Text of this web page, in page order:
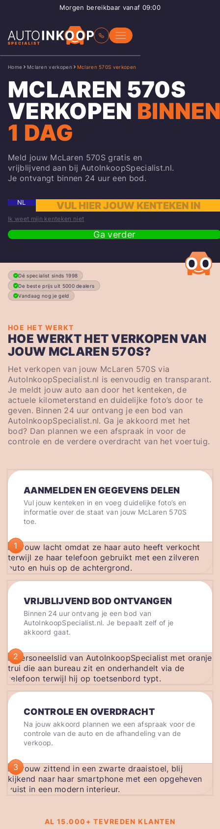
Morgen bereikbaar vanaf 09:00
Home Mclaren verkopen Mclaren 570S verkopen
MCLAREN 570S
VERKOPEN
1 DAG
Meld jouw McLaren 570S gratis en
vrijblijvend aan bij AutoInkoopSpecialist.nl.
Je ontvangt binnen 24 uur een bod.
NL
Ik weet mijn kenteken niet
Ga verder
Dé specialist sinds 1998
De beste prijs uit 5000 dealers
Vandaag nog je geld
HOE HET WERKT
HOE WERKT HET VERKOPEN VAN
JOUW MCLAREN 570S?
Het verkopen van jouw McLaren 570S via
AutoInkoopSpecialist.nl is eenvoudig en transparant.
Je meldt jouw auto aan door het kenteken, de
actuele kilometerstand en duidelijke foto’s door te
geven. Binnen 24 uur ontvang je een bod van
AutoInkoopSpecialist.nl. Ga je akkoord met het
bod? Dan plannen we een afspraak in voor de
controle en de verdere overdracht van het voertuig.
AANMELDEN EN GEGEVENS DELEN
Vul jouw kenteken in en voeg duidelijke foto’s en
informatie over de staat van jouw McLaren 570S
toe.
1
VRIJBLIJVEND BOD ONTVANGEN
Binnen 24 uur ontvang je een bod van
AutoInkoopSpecialist.nl. Je bepaalt zelf of je
akkoord gaat.
2
CONTROLE EN OVERDRACHT
Na jouw akkoord plannen we een afspraak voor de
controle van de auto en de afhandeling van de
verkoop.
3
AL 15.000+ TEVREDEN KLANTEN